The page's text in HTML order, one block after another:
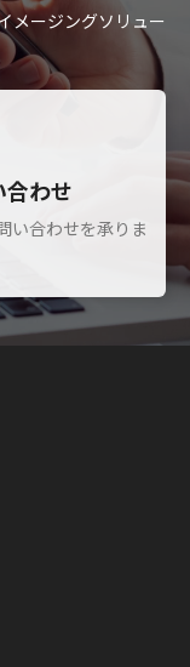
メージングソリュー
わせ
い合わせを承りま